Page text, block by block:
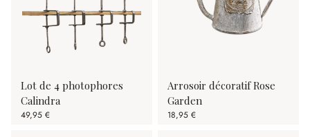
Lot de 4 photophores
Calindra
49,95 €
Arrosoir décoratif Rose
Garden
18,95 €